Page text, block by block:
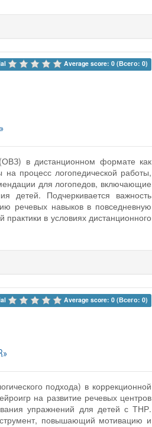
Average score: 0 (Всего: 0)
в дистанционном формате как
процесс логопедической работы,
для логопедов, включающие
детей. Подчеркивается важность
речевых навыков в повседневную
в условиях дистанционного
Average score: 0 (Всего: 0)
подхода) в коррекционной
на развитие речевых центров
упражнений для детей с ТНР.
повышающий мотивацию и